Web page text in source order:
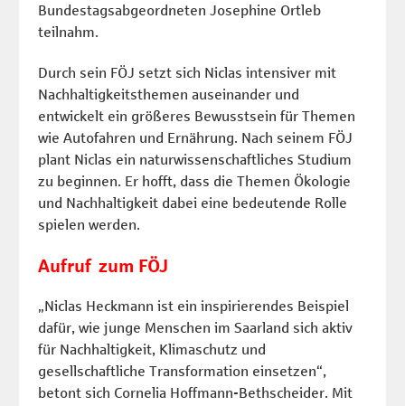
Bundestagsabgeordneten Josephine Ortleb
teilnahm.
Durch sein FÖJ setzt sich Niclas intensiver mit
Nachhaltigkeitsthemen auseinander und
entwickelt ein größeres Bewusstsein für Themen
wie Autofahren und Ernährung. Nach seinem FÖJ
plant Niclas ein naturwissenschaftliches Studium
zu beginnen. Er hofft, dass die Themen Ökologie
und Nachhaltigkeit dabei eine bedeutende Rolle
spielen werden.
Aufruf zum FÖJ
„Niclas Heckmann ist ein inspirierendes Beispiel
dafür, wie junge Menschen im Saarland sich aktiv
für Nachhaltigkeit, Klimaschutz und
gesellschaftliche Transformation einsetzen“,
betont sich Cornelia Hoffmann-Bethscheider. Mit